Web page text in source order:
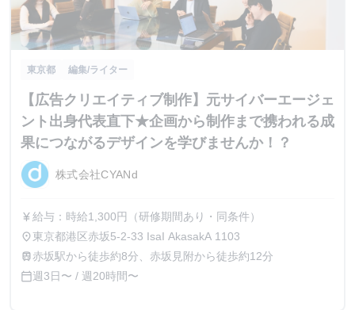
東京都 編集/ライター
【広告クリエイティブ制作】元サイバーエージェ
ント出身代表直下★企画から制作まで携われる成
果につながるデザインを学びませんか！？
株式会社CYANd
currency_yen 給与：時給1,300円（研修期間あり・同条件）
place東京都港区赤坂5-2-33 IsaI AkasakA 1103
train赤坂駅から徒歩約8分、赤坂見附から徒歩約12分
calendar_today週3日〜 / 週20時間〜